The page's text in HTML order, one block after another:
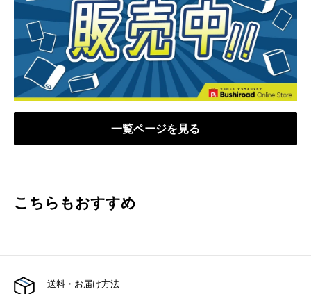
一覧ページを見る
こちらもおすすめ
送料・お届け方法